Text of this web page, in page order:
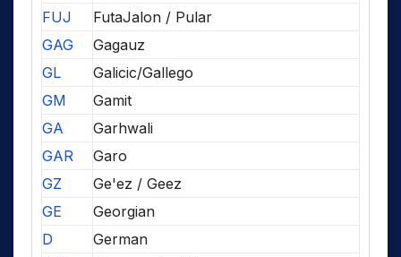
FUJ
FutaJalon / Pular
GAG
Gagauz
GL
Galicic/Gallego
GM
Gamit
GA
Garhwali
GAR
Garo
GZ
Ge'ez / Geez
GE
Georgian
D
German